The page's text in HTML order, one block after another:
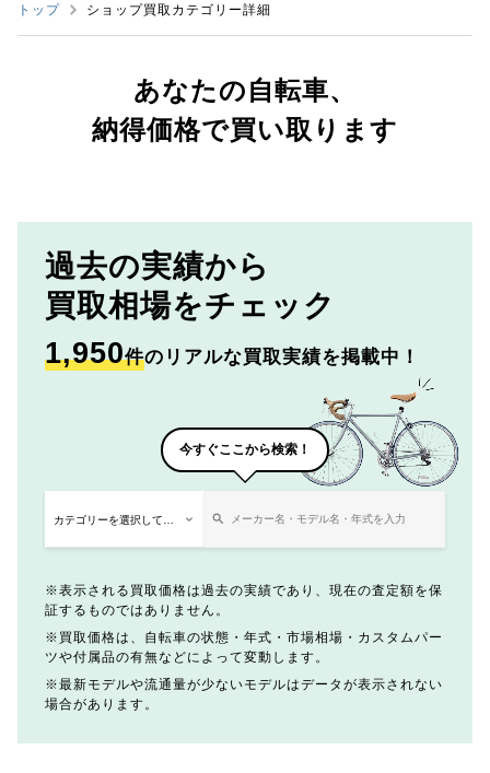
トップ ショップ買取カテゴリー詳細
あなたの自転車、
納得価格で買い取ります
過去の実績から
買取相場をチェック
1,950件のリアルな買取実績を掲載中！
今すぐここから検索！
表示される買取価格は過去の実績であり、現在の査定額を保
証するものではありません。
買取価格は、自転車の状態・年式・市場相場・カスタムパー
ツや付属品の有無などによって変動します。
最新モデルや流通量が少ないモデルはデータが表示されない
場合があります。